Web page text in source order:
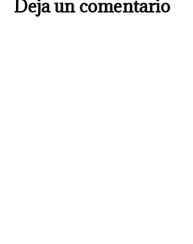
Deja un comentario